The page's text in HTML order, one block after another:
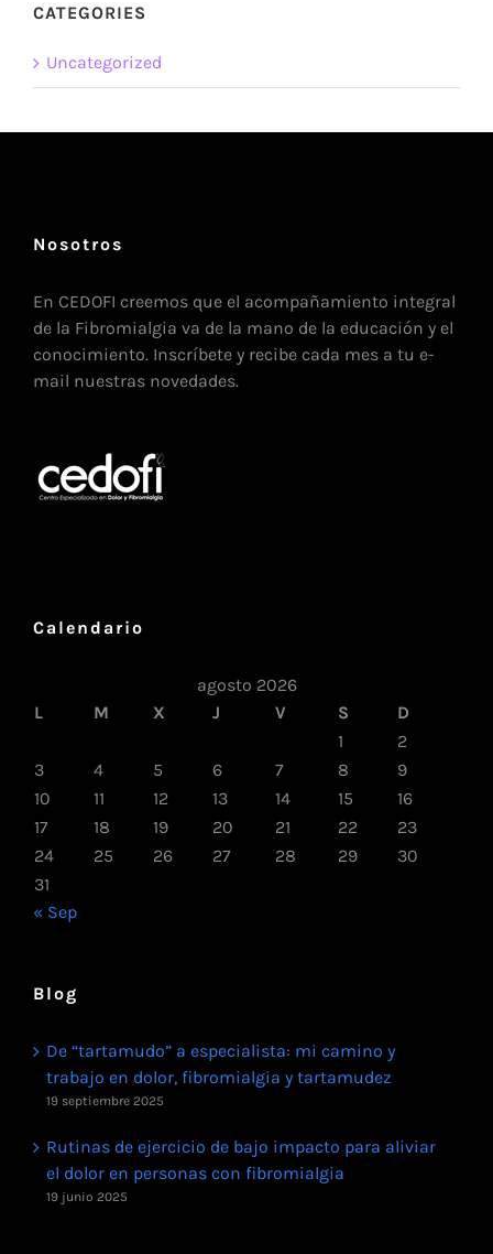
CATEGORIES
Uncategorized
Nosotros
En CEDOFI creemos que el acompañamiento integral
de la Fibromialgia va de la mano de la educación y el
conocimiento. Inscríbete y recibe cada mes a tu e-
mail nuestras novedades.
Calendario
agosto 2026
L
M X J V S
D
1
2
3
4 5 6 7 8
9
10
11 12 13 14 15
16
17
18 19 20 21 22
23
24
25 26 27 28 29
30
31
« Sep
Blog
De “tartamudo” a especialista: mi camino y
trabajo en dolor, fibromialgia y tartamudez
19 septiembre 2025
Rutinas de ejercicio de bajo impacto para aliviar
el dolor en personas con fibromialgia
19 junio 2025